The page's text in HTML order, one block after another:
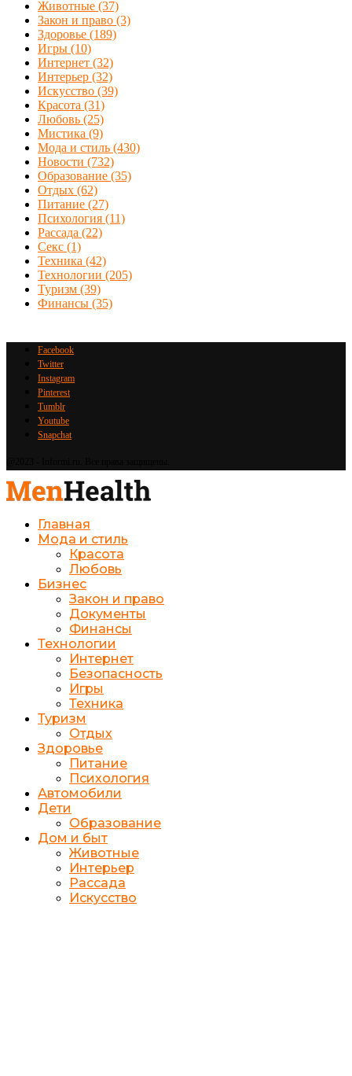
Животные (37)
Закон и право (3)
Здоровье (189)
Игры (10)
Интернет (32)
Интерьер (32)
Искусство (39)
Красота (31)
Любовь (25)
Мистика (9)
Мода и стиль (430)
Новости (732)
Образование (35)
Отдых (62)
Питание (27)
Психология (11)
Рассада (22)
Секс (1)
Техника (42)
Технологии (205)
Туризм (39)
Финансы (35)
Facebook
Twitter
Instagram
Pinterest
Tumblr
Youtube
Snapchat
Главная
Мода и стиль
Красота
Любовь
Бизнес
Закон и право
Документы
Финансы
Технологии
Интернет
Безопасность
Игры
Техника
Туризм
Отдых
Здоровье
Питание
Психология
Автомобили
Дети
Образование
Дом и быт
Животные
Интерьер
Рассада
Искусство